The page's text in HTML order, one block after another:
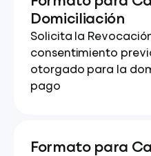
Domiciliación
Solicita la
consentimiento
otorgado para la
pago
Formato para